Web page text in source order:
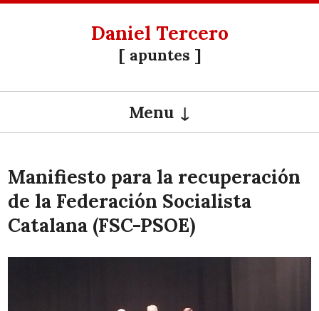
Daniel Tercero
[ apuntes ]
Menu
Manifiesto para la recuperación
de la Federación Socialista
Catalana (FSC-PSOE)